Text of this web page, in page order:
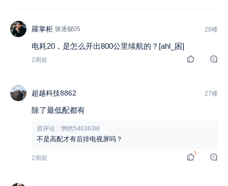
羅掌柜 驱逐舰05 28楼
电耗20，是怎么开出800公里续航的？[ahl_困]
2周前
超越科技8862 27楼
除了最低配都有
原评论：惘然5463638l
不是高配才有后排电视屏吗？
2周前
1